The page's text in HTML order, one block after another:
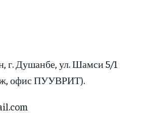
г. Душанбе, ул. Шамси 5/1
офис ПУУВРИТ).